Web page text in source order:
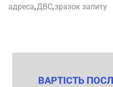
адреса,ДВС,зразок запиту
ВАРТІСТЬ